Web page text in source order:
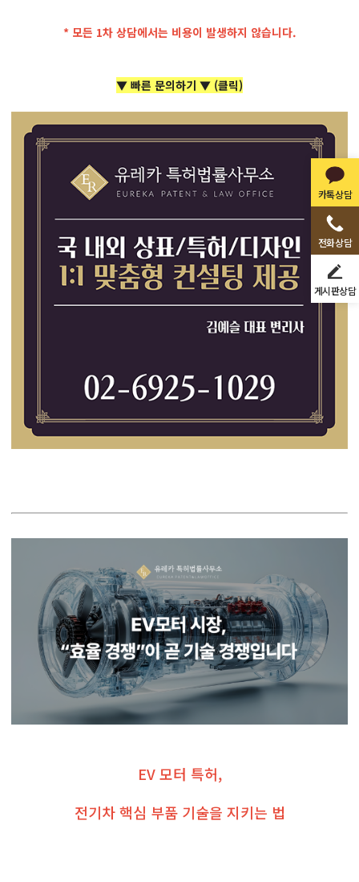
카톡상담
전화상담
게시판상담
* 모든 1차 상담에서는 비용이 발생하지 않습니다.
▼ 빠른 문의하기 ▼ (클릭)
EV 모터 특허,
전기차 핵심 부품 기술을 지키는 법